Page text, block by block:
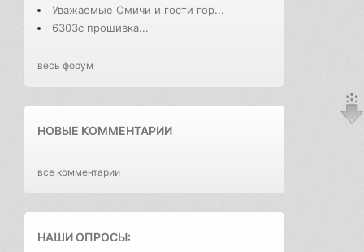
Уважаемые Омичи и гости гор...
6303с прошивка...
весь форум
НОВЫЕ КОММЕНТАРИИ
все комментарии
НАШИ ОПРОСЫ: